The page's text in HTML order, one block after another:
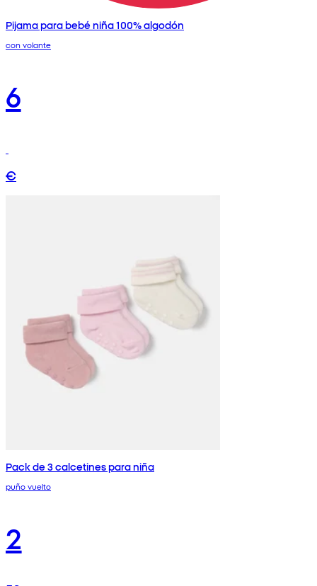
Pijama para bebé niña 100% algodón
con volante
6
€
Pack de 3 calcetines para niña
puño vuelto
2